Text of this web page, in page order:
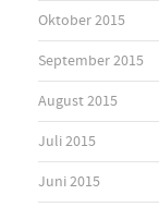
Oktober 2015
September 2015
August 2015
Juli 2015
Juni 2015